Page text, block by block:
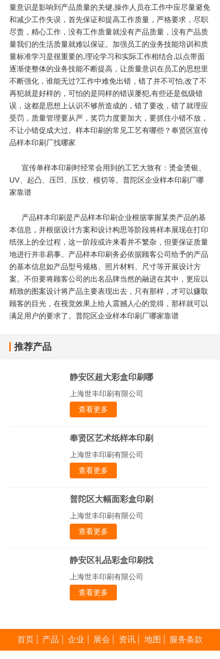
量意识是影响到产品质量的关键,操作人员在工作中应尽量避免
和减少工作失误，首先保证和提高工作质量，严格要求，尽职
尽责，精心工作，没有工作质量就没有产品质量，没有产品质
量我们的生活质量就难以保证。加强员工的业务技能培训和质
量标准学习是很重要的,理论学习和实际工作相结合,以点带面
逐渐使整体的业务技能不断提高，让质量意识在员工的思想里
不断强化，谁能无过?工作中难免出错，错了并不可怕,改了不
再犯就是好样的，可怕的是同样的错误屡犯,有些还是低级错
误，这都是思想上认识不够所造成的，错了要改，错了就理应
受罚，质量管理要从严，奖罚力度要加大，要抓住小错不放，
不让小错促成大过。样本印刷的常见工艺有哪些？奉贤区宣传
品样本印刷厂找哪家
宣传单样本印刷时经常会用到的工艺大致有：烫金烫银、
UV、起凸、压凹、压纹、模切等。普陀区企业样本印刷厂哪
家靠谱
产品样本印刷是产品样本印刷企业根据掌握某类产品的基
本信息，并根据设计方案和设计构思等阶段将样本展现在打印
纸张上的全过程，这一阶段或许来看并不繁杂，但要保证质量
地进行并非易事。产品样本印刷务必依据顾客公司给予的产品
的基本信息如产品型号规格、照片材料、尺寸等开展设计方
案。不但要将顾客公司的出名品牌当然的融进在其中，更应以
精致的图案设计将产品主要表现出去，只有那样，才可以赚取
顾客的目光，在视觉效果上给人震撼人心的觉得，那样就可以
满足用户的要求了。普陀区企业样本印刷厂哪家靠谱
推荐产品
静安区超大彩盒印刷哪
上海世丰印刷有限公司
查看更多
奉贤区艺术纸样本印刷
上海世丰印刷有限公司
查看更多
普陀区大幅面彩盒印刷
上海世丰印刷有限公司
查看更多
静安区礼品彩盒印刷找
上海世丰印刷有限公司
查看更多
首页 产品 企业 展会 资讯 地图 服务条款